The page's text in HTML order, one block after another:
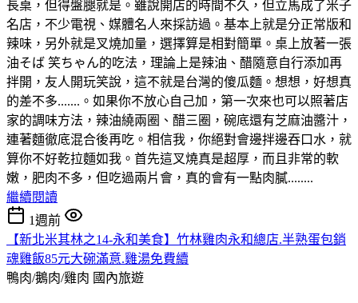
長桌，但得盤腿就是。雖說開店的時間不久，但立馬成了米子
名店，不少電視、媒體名人來採訪過。基本上就是分正常版和
辣味，另外就是叉燒加量，選擇算是相對簡單。桌上放著一張
油そば 笑ちゃん的吃法，理論上是辣油、醋隨意自行添加再
拌開，友人開玩笑說，這不就是台灣的傻瓜麵。想想，好想真
的差不多.......。如果你不放心自己加，第一次來也可以照著店
家的調味方法，辣油繞兩圈、醋三圈，碗底還有芝麻油醬汁，
連著麵徹底混合後再吃。相信我，你絕對會邊拌邊吞口水，就
算你不好乾拉麵如我。首先這叉燒真是超厚，而且非常的軟
嫩，肥肉不多，但吃過兩片會，真的會有一點肉膩........
繼續閱讀
1週前
【新北米其林之14-永和美食】竹林雞肉永和總店.半熟蛋包銷
魂雞飯85元大碗滿意.雞湯免費續
鴨肉/鵝肉/雞肉 國內旅遊